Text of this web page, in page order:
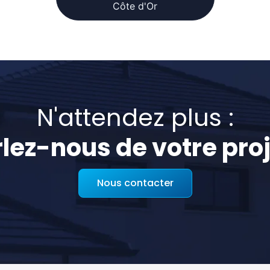
Côte d'Or
N'attendez plus :
nous de votre
Nous contacter